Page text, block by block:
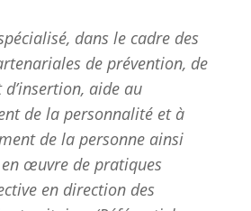
dans le cadre des
de prévention, de
aide au
de la personnalité et à
de la personne ainsi
en œuvre de pratiques
en direction des